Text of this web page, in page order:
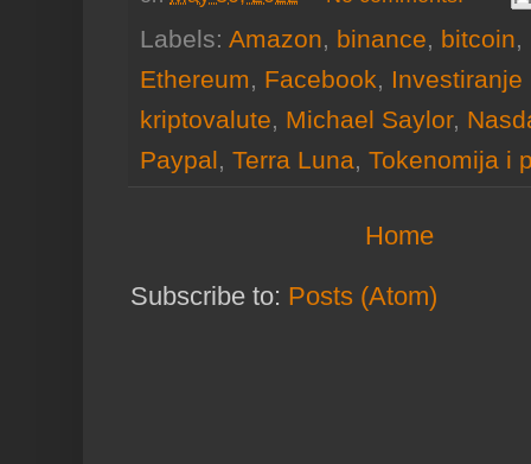
Labels: Amazon, binance, bitcoin,
Ethereum, Facebook,
kriptovalute, Michael Saylor,
Paypal, Terra Luna, Tokenomija i
Home
Subscribe to: Posts (Atom)